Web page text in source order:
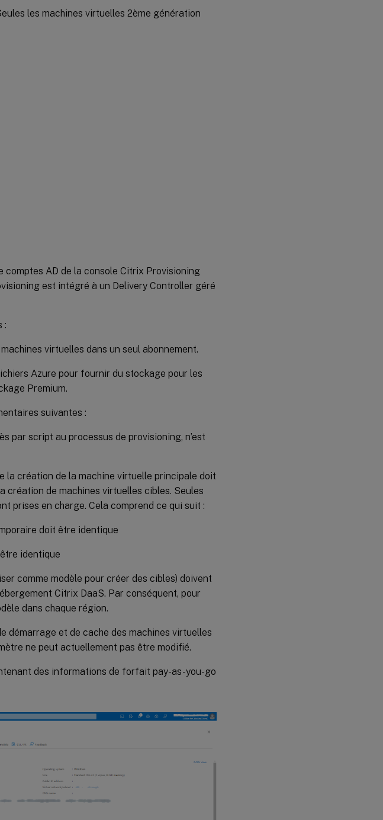
les machines virtuelles 2ème génération
comptes AD de la console Citrix Provisioning
est intégré à un Delivery Controller géré
:
virtuelles dans un seul abonnement.
Azure pour fournir du stockage pour les
Premium.
suivantes :
par script au processus de provisioning, n’est
la création de la machine virtuelle principale doit
création de machines virtuelles cibles. Seules
prises en charge. Cela comprend ce qui suit :
doit être identique
être identique
comme modèle pour créer des cibles) doivent
Citrix DaaS. Par conséquent, pour
dans chaque région.
démarrage et de cache des machines virtuelles
ne peut actuellement pas être modifié.
des informations de forfait pay-as-you-go